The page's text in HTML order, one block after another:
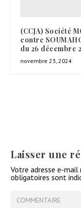
(CCJA) Société
contre
du 26 décembre
novembre 23, 2024
Laisser une
Votre adresse e-mail
obligatoires sont